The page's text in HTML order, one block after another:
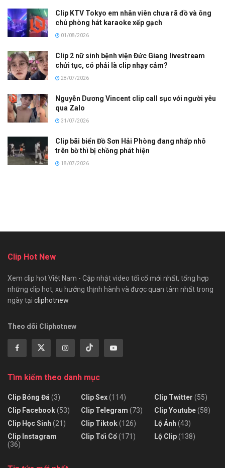
Clip KTV Tokyo em nhân viên chưa rã đồ và ông
chú phòng hát karaoke xếp gạch
01/08/2026
Clip 2 nữ sinh bệnh viện Đức Giang livestream
chửi tục, có phải là clip nhạy cảm?
28/07/2026
Nguyễn Dương Vincent clip call sục với người yêu
qua Zalo
31/07/2026
Clip bãi biển Đồ Sơn Hải Phòng đang nhấp nhô
trên bờ thì bị chồng phát hiện
18/07/2026
Clip Hot New
Xem clip hot Việt Nam - Cập nhật video tối cổ mới nhất, tổng hợp
những clip hot, xu hướng thịnh hành và được quan tâm nhất trong
ngày tại cliphotnew
Theo dõi Cliphotnew
Tìm kiếm theo danh mục
Clip Bóng Đá (3)
Clip Facebook(53)
Clip Học Sinh (21)
Clip Instagram
(36)
Clip Sex(114)
Clip Telegram (73)
Clip Tiktok(126)
Clip Tối Cổ(171)
Clip Twitter (55)
Clip Youtube(58)
Lộ Ảnh (43)
Lộ Clip(138)